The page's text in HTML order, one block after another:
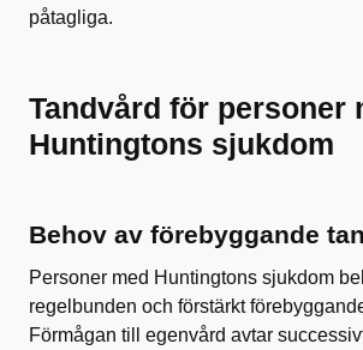
påtagliga.
Tandvård för personer
Huntingtons sjukdom
Behov av förebyggande
Personer med Huntingtons sjukdom
regelbunden och förstärkt
Förmågan till egenvård avtar